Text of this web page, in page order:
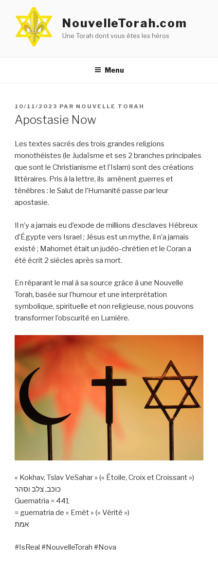
contenu
principal
NouvelleTorah.com
Une Torah dont vous êtes les héros
Menu
PUBLIÉ
LE
10/11/2023 PAR NOUVELLE TORAH
Apostasie Now
Les textes sacrés des trois grandes religions
monothéistes (le Judaïsme et ses 2 branches principales
que sont le Christianisme et l’Islam) sont des créations
littéraires. Pris à la lettre, ils amènent guerres et
ténèbres : le Salut de l’Humanité passe par leur
apostasie.
Il n’y a jamais eu d’exode de millions d’esclaves Hébreux
d’Égypte vers Israel ; Jésus est un mythe, il n’a jamais
existé ; Mahomet était un judéo-chrétien et le Coran a
été écrit 2 siècles après sa mort.
En réparant le mal à sa source grâce à une Nouvelle
Torah, basée sur l’humour et une interprétation
symbolique, spirituelle et non religieuse, nous pouvons
transformer l’obscurité en Lumière.
« Kokhav, Tslav VeSahar » (« Étoile, Croix et Croissant »)
כוכב, צלב וסהר
Guematria = 441
= guematria de « Emèt » (« Vérité »)
אמת
#IsReal #NouvelleTorah #Nova